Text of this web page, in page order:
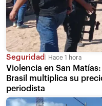
Seguridad Hace 1 hora
Violencia en San
Brasil multiplica su
periodista